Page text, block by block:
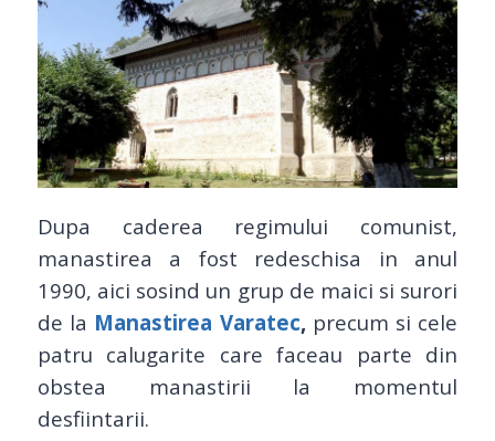
Dupa caderea regimului comunist,
manastirea a fost redeschisa in anul
1990, aici sosind un grup de maici si surori
de la Manastirea Varatec, precum si cele
patru calugarite care faceau parte din
obstea manastirii la momentul
desfiintarii.